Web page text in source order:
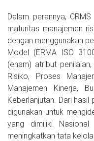
Dalam perannya,
maturitas manajemen
dengan menggunakan
Model (ERMA ISO
(enam) atribut
Risiko, Proses
Manajemen Kinerja,
Keberlanjutan. Dari hasil
digunakan untuk
yang dimiliki
meningkatkan tata